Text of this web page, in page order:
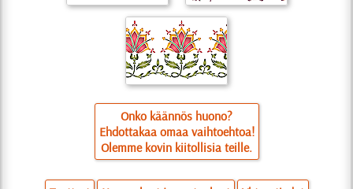
Onko käännös huono?
Ehdottakaa omaa vaihtoehtoa!
Olemme kovin kiitollisia teille.